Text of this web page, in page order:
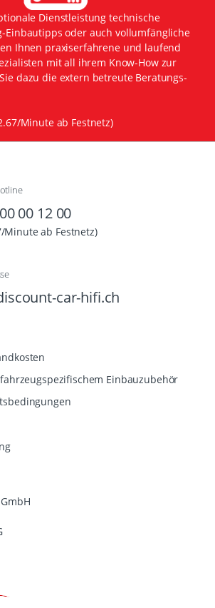
Dienstleistung technische
Einbautipps oder auch vollumfängliche
Ihnen praxiserfahrene und laufend
mit all ihrem Know-How zur
dazu die extern betreute Beratungs-
Minute ab Festnetz)
00 12 00
Minute ab Festnetz)
car-hifi.ch
Einbauzubehör